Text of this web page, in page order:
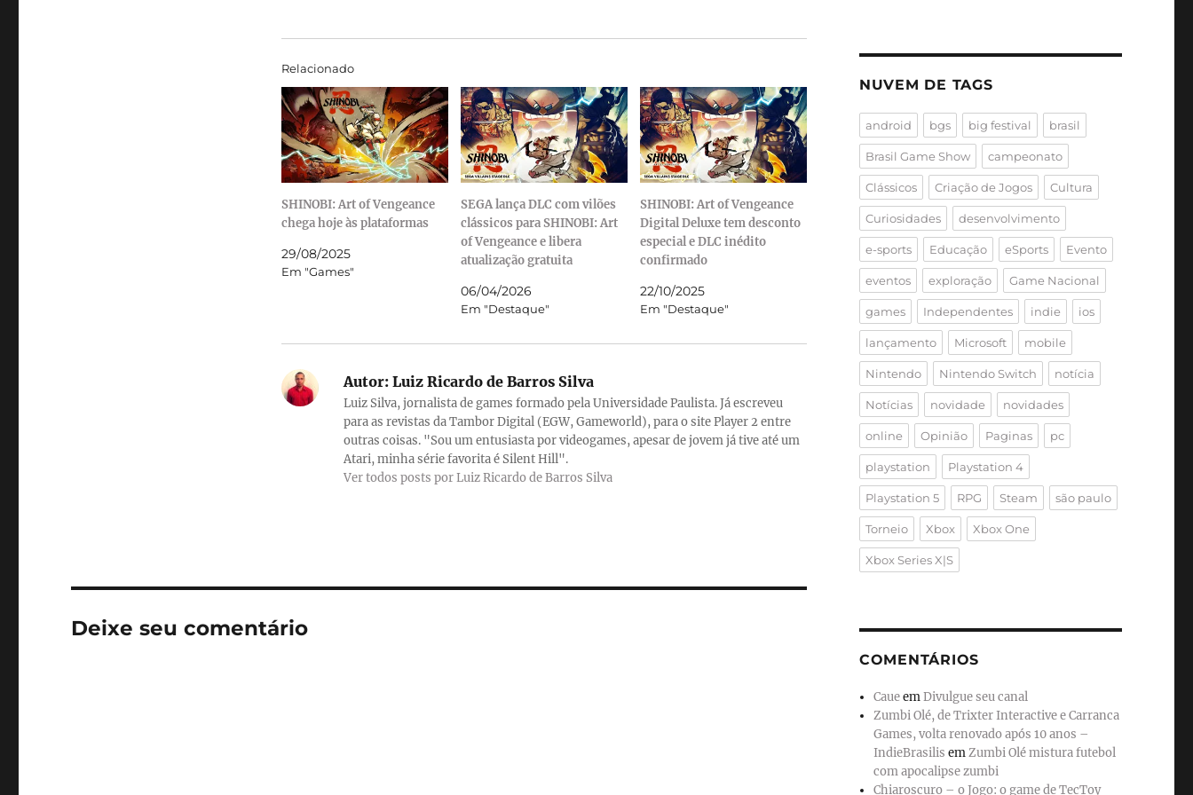
Relacionado
SHINOBI: Art of Vengeance
chega hoje às plataformas
29/08/2025
Em "Games"
SEGA lança DLC com vilões
clássicos para SHINOBI: Art
of Vengeance e libera
atualização gratuita
06/04/2026
Em "Destaque"
SHINOBI: Art of Vengeance
Digital Deluxe tem desconto
especial e DLC inédito
confirmado
22/10/2025
Em "Destaque"
Autor:Luiz Ricardo de Barros Silva
Luiz Silva, jornalista de games formado pela Universidade Paulista. Já escreveu
para as revistas da Tambor Digital (EGW, Gameworld), para o site Player 2 entre
outras coisas. "Sou um entusiasta por videogames, apesar de jovem já tive até um
Atari, minha série favorita é Silent Hill".
Ver todos posts por Luiz Ricardo de Barros Silva
Deixe seu comentário
NUVEM DE TAGS
android bgs big festival brasil
Brasil Game Show campeonato
Clássicos Criação de Jogos Cultura
Curiosidades desenvolvimento
e-sports Educação eSports Evento
eventos exploração Game Nacional
games Independentes indie ios
lançamento Microsoft mobile
Nintendo Nintendo Switch notícia
Notícias novidade novidades
online Opinião Paginas pc
playstation Playstation 4
Playstation 5 RPG Steam são paulo
Torneio Xbox Xbox One
Xbox Series X|S
COMENTÁRIOS
CaueemDivulgue seu canal
Zumbi Olé, de Trixter Interactive e Carranca
Games, volta renovado após 10 anos –
IndieBrasilis emZumbi Olé mistura futebol
com apocalipse zumbi
Chiaroscuro – o Jogo: o game de TecToy